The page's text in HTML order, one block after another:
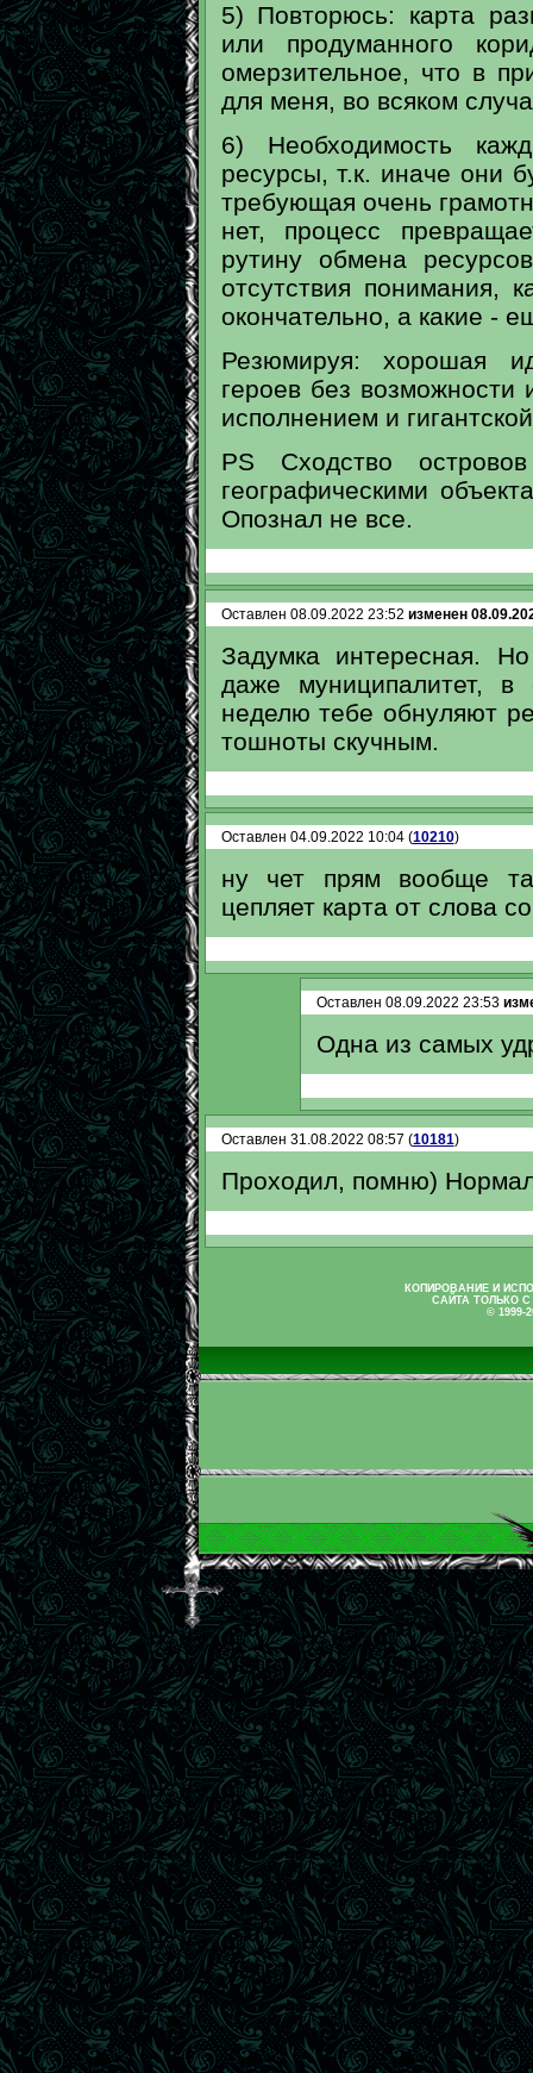
5) Повторюсь: карта
или продуманного
омерзительное, что в
для меня, во всяком
6) Необходимость
ресурсы, т.к. иначе они
требующая очень
нет, процесс
рутину обмена
отсутствия понимания,
окончательно, а какие -
Резюмируя: хорошая
героев без возможности
исполнением и
PS Сходство
географическими
Опознал не все.
Оставлен 08.09.2022 23:52 изменен
Задумка интересная.
даже муниципалитет,
неделю тебе обнуляют
тошноты скучным.
Оставлен 04.09.2022 10:04 (10210)
ну чет прям вообще
цепляет карта от слова
Оставлен 08.09.2022 23:53
Одна из самых
Оставлен 31.08.2022 08:57 (10181)
Проходил, помню)
КОПИРОВАНИЕ И
САЙТА ТОЛЬКО
© 1999-